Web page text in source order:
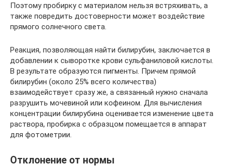
Поэтому пробирку с материалом нельзя встряхивать, а
также повредить достоверности может воздействие
прямого солнечного света.
Реакция, позволяющая найти билирубин, заключается в
добавлении к сыворотке крови сульфаниловой кислоты.
В результате образуются пигменты. Причем прямой
билирубин (около 25% всего количества)
взаимодействует сразу же, а связанный нужно сначала
разрушить мочевиной или кофеином. Для вычисления
концентрации билирубина оценивается изменение цвета
раствора, пробирка с образцом помещается в аппарат
для фотометрии.
Отклонение от нормы